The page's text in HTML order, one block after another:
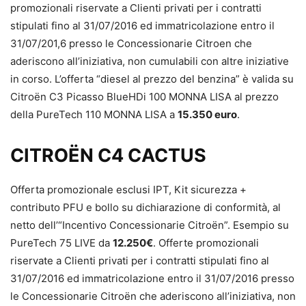
promozionali riservate a Clienti privati per i contratti
stipulati fino al 31/07/2016 ed immatricolazione entro il
31/07/201,6 presso le Concessionarie Citroen che
aderiscono all’iniziativa, non cumulabili con altre iniziative
in corso. L’offerta “diesel al prezzo del benzina” è valida su
Citroën C3 Picasso BlueHDi 100 MONNA LISA al prezzo
della PureTech 110 MONNA LISA a 15.350 euro.
CITROËN C4 CACTUS
Offerta promozionale esclusi IPT, Kit sicurezza +
contributo PFU e bollo su dichiarazione di conformità, al
netto dell’“Incentivo Concessionarie Citroën”. Esempio su
PureTech 75 LIVE da 12.250€. Offerte promozionali
riservate a Clienti privati per i contratti stipulati fino al
31/07/2016 ed immatricolazione entro il 31/07/2016 presso
le Concessionarie Citroën che aderiscono all’iniziativa, non